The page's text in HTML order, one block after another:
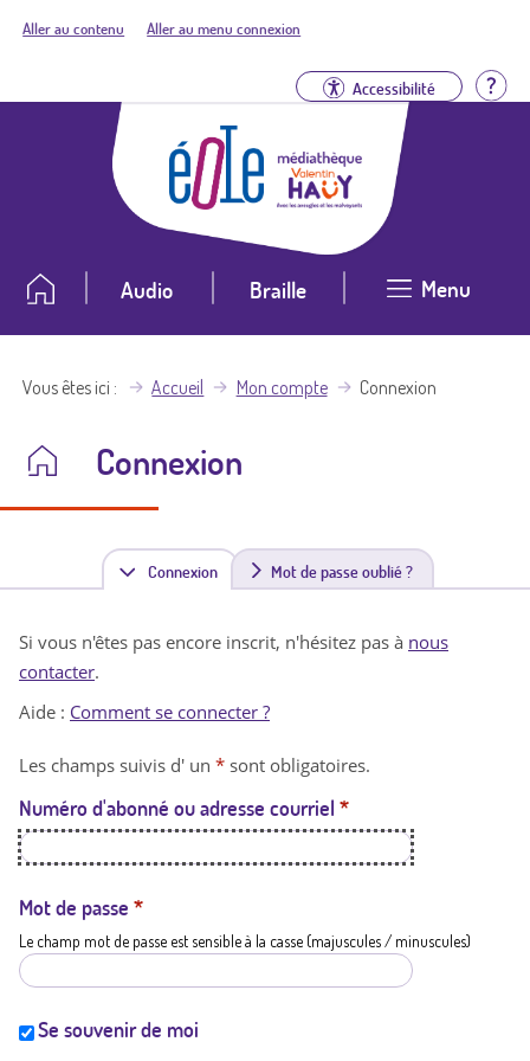
Aller au contenu Aller au menu connexion
Accessibilité
Audio Braille Menu
Vous êtes ici Accueil Mon compte Connexion
Connexion
Connexion(
n
t
a
t
i
Mot de passe oublié ?
Si vous n'êtes pas encore inscrit, n'hésitez pas à nous
contacter.
Aide : Comment se connecter ?
Les champs suivis d' un * sont obligatoires.
Numéro d'abonné ou adresse courriel *
Mot de passe *
Le champ mot de passe est sensible à la casse (majuscules / minuscules)
Se souvenir de moi